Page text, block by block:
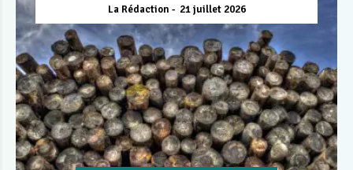
La Rédaction 21 juillet 2026